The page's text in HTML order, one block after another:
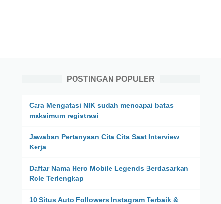
POSTINGAN POPULER
Cara Mengatasi NIK sudah mencapai batas
maksimum registrasi
Jawaban Pertanyaan Cita Cita Saat Interview
Kerja
Daftar Nama Hero Mobile Legends Berdasarkan
Role Terlengkap
10 Situs Auto Followers Instagram Terbaik &